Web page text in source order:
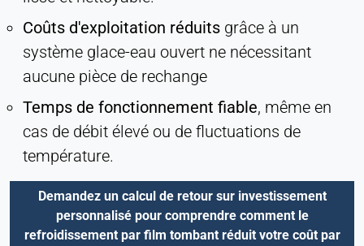
Coûts d'exploitation réduits grâce à un
système glace-eau ouvert ne nécessitant
aucune pièce de rechange
Temps de fonctionnement fiable, même en
cas de débit élevé ou de fluctuations de
température.
Demandez un calcul de retour sur investissement
personnalisé pour comprendre comment le
refroidissement par film tombant réduit votre coût par
Permet d'accéder à du contenu de tiers, tel que
des vidéos. Lorsqu'elles sont activées, les
données techniques peuvent être transférées au
fournisseur.
Vimeo
Name:
Provider:
Vimeo, Inc.